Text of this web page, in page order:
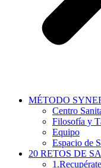
MÉTODO
Centro
Filosofía y
Equipo
Espacio de
20 RETOS DE